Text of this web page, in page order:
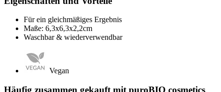
Für ein gleichmäßiges Ergebnis
Maße: 6,3x6,3x2,2cm
Waschbar & wiederverwendbar
Vegan
Häufig zusammen gekauft mit puroBIO cosmetics